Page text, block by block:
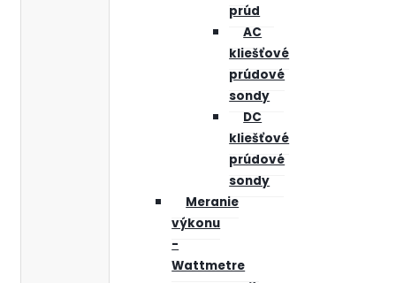
prúd
AC
kliešťové
prúdové
sondy
DC
kliešťové
prúdové
sondy
Meranie
výkonu
-
Wattmetre